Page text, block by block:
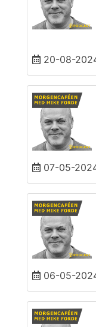
20-08-
07-05-
06-05-